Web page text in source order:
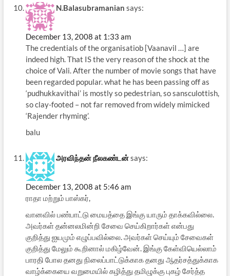
N.Balasubramanian says:
December 13, 2008 at 1:33 am
The credentials of the organisatiob [Vaanavil …] are
indeed high. That IS the very reason of the shock at the
choice of Vali. After the number of movie songs that have
been regarded popular. what he has been passing off as
‘pudhukkavithai’ is mostly so pedestrian, so sansculottish,
so clay-footed – not far removed from widely mimicked
‘Rajender rhyming’.
balu
அரவிந்தன் நீலகண்டன்says:
December 13, 2008 at 5:46 am
ராதா மற்றும் பாஸ்கர்,
வானவில் பண்பாட்டு மையத்தை இங்கு யாரும் தாக்கவில்லை.
அவர்கள் தன்னலமின்றி சேவை செய்கிறார்கள் என்பது
குறித்து ஐயமும் எழுப்பவில்லை. அவர்கள் செய்யும் சேவைகள்
குறித்து மேலும் கூறினால் மகிழ்வேன். இங்கு கேள்வியெல்லாம்
பாரதி போல தனது நிலைப்பாட்டுக்காக தனது ஆதர்சத்துக்காக
வாழ்க்கையை வறுமையில் கழித்து தமிழுக்கு புகழ் சேர்த்த